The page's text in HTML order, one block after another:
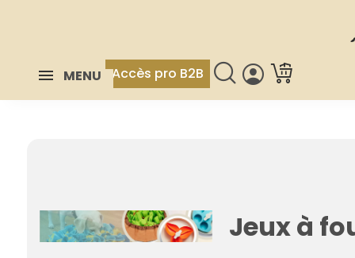
MENU Accès pro B2B
Jeux à